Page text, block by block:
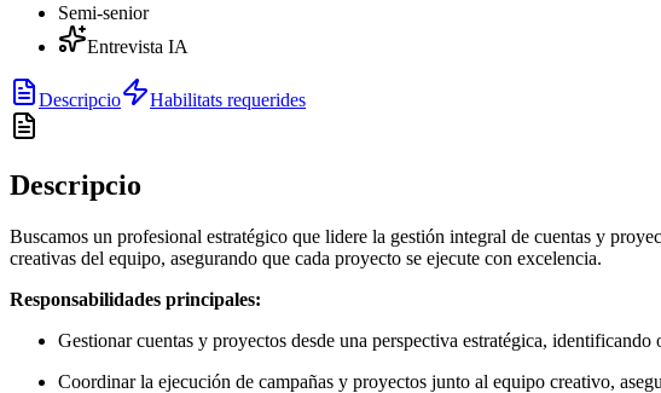
Semi-senior
Entrevista IA
Descripcio Habilitats requerides
Descripcio
Buscamos un profesional estratégico que lidere la gestión integral de cuentas y
creativas del equipo, asegurando que cada proyecto se ejecute con excelencia.
Responsabilidades principales:
Gestionar cuentas y proyectos desde una perspectiva estratégica,
Coordinar la ejecución de campañas y proyectos junto al equipo creativo,